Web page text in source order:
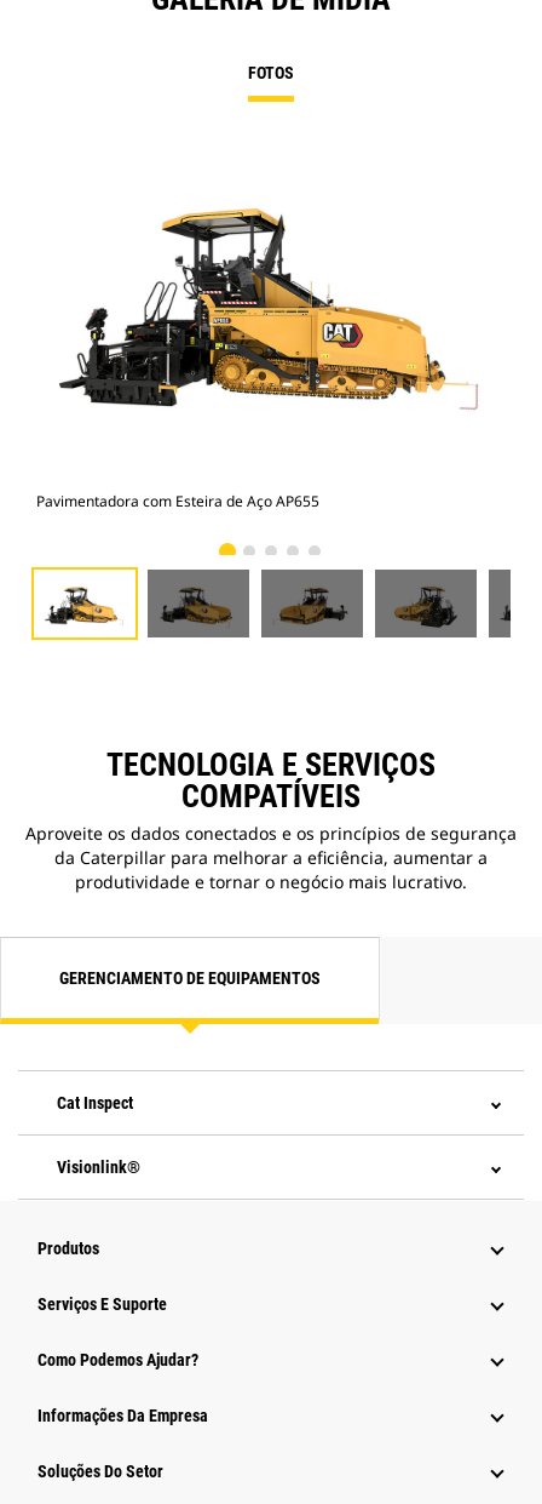
FOTOS
Pavimentadora com Esteira de Aço AP655
TECNOLOGIA E SERVIÇOS
COMPATÍVEIS
Aproveite os dados conectados e os princípios de segurança
da Caterpillar para melhorar a eficiência, aumentar a
produtividade e tornar o negócio mais lucrativo.
GERENCIAMENTO DE EQUIPAMENTOS
Cat Inspect
Visionlink®
Produtos
Serviços E Suporte
Como Podemos Ajudar?
Informações Da Empresa
Soluções Do Setor